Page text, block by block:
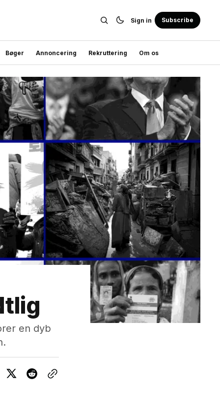
Sign in Subscribe
Bøger Annoncering Rekruttering Om os
en dyb